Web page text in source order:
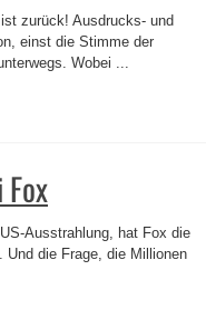
zurück! Ausdrucks- und
einst die Stimme der
Wobei ...
Ausstrahlung, hat Fox die
die Frage, die Millionen